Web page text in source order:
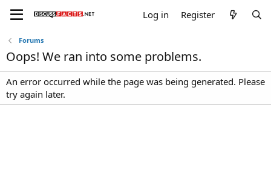
Log in Register
Forums
Oops! We ran into some problems.
An error occurred while the page was being generated. Please
try again later.